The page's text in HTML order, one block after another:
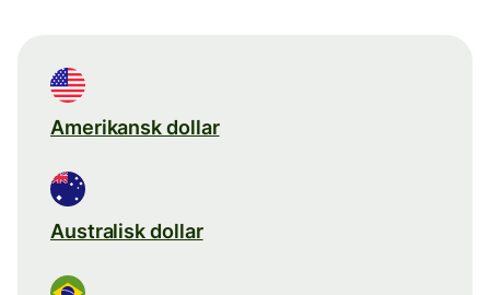
Amerikansk dollar
Australisk dollar